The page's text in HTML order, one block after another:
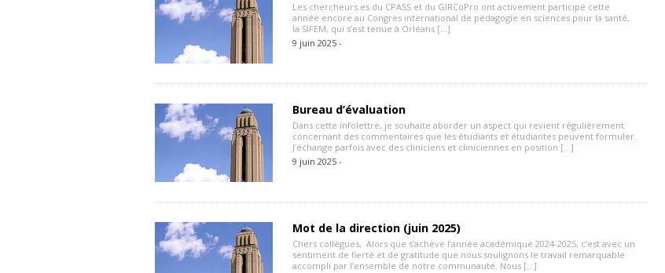
Les chercheurs.es du CPASS et du GIRCoPro ont activement participé cette
année encore au Congrès international de pédagogie en sciences pour la santé,
la SIFEM, qui s’est tenue à Orléans […]
9 juin 2025 -
Bureau d’évaluation
Dans cette infolettre, je souhaite aborder un aspect qui revient régulièrement
concernant des commentaires que les étudiants et étudiantes peuvent formuler.
J’échange parfois avec des cliniciens et cliniciennes en position […]
9 juin 2025 -
Mot de la direction (juin 2025)
Chers collègues, Alors que s’achève l’année académique 2024-2025, c’est avec un
sentiment de fierté et de gratitude que nous soulignons le travail remarquable
accompli par l’ensemble de notre communauté. Nous […]